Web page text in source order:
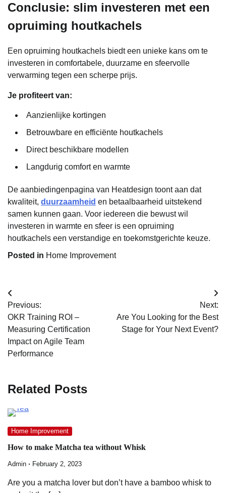
Conclusie: slim investeren met een
opruiming houtkachels
Een opruiming houtkachels biedt een unieke kans om te
investeren in comfortabele, duurzame en sfeervolle
verwarming tegen een scherpe prijs.
Je profiteert van:
Aanzienlijke kortingen
Betrouwbare en efficiënte houtkachels
Direct beschikbare modellen
Langdurig comfort en warmte
De aanbiedingenpagina van Heatdesign toont aan dat
kwaliteit, duurzaamheid en betaalbaarheid uitstekend
samen kunnen gaan. Voor iedereen die bewust wil
investeren in warmte en sfeer is een opruiming
houtkachels een verstandige en toekomstgerichte keuze.
Posted in Home Improvement
Post
navigation
Previous:
OKR Training ROI –
Measuring Certification
Impact on Agile Team
Performance
Next:
Are You Looking for the Best
Stage for Your Next Event?
Related Posts
Home Improvement
How to make Matcha tea without Whisk
Admin February 2, 2023
Are you a matcha lover but don’t have a bamboo whisk to